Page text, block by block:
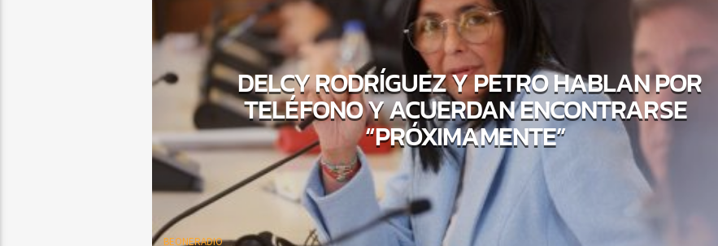
DELCY RODRÍGUEZ Y PETRO HABLAN POR
TELÉFONO Y ACUERDAN ENCONTRARSE
“PRÓXIMAMENTE”
BEONERADIO